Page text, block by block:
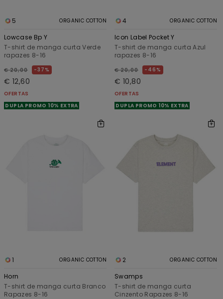
5 ORGANIC COTTON
Lowcase Bp Y
T-shirt de manga curta Verde
rapazes 8-16
€ 20,00 37%
€ 12,60
OFERTAS
DUPLA PROMO 10% EXTRA
4 ORGANIC COTTON
Icon Label Pocket Y
T-shirt de manga curta Azul
rapazes 8-16
€ 20,00 46%
€ 10,80
OFERTAS
DUPLA PROMO 10% EXTRA
1 ORGANIC COTTON
Horn
T-shirt de manga curta Branco
Rapazes 8-16
2 ORGANIC COTTON
Swamps
T-shirt de manga curta
Cinzento Rapazes 8-16